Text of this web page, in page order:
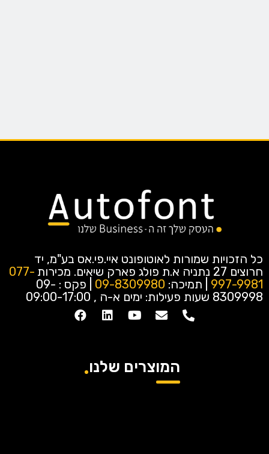
כל הזכויות שמורות לאוטופונט איי.פי.אס בע"מ, יד
חרוצים 27 נתניה א.ת פולג פארק שיאים.
מכירות 077-
997-9981
| תמיכה: 09-8309980
| פקס : 09-
8309998 שעות פעילות: ימים א-ה , 09:00-17:00
המוצרים שלנו